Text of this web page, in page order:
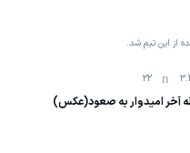
از این تیم شد.
22
آخر امیدوار به صعود(عکس)